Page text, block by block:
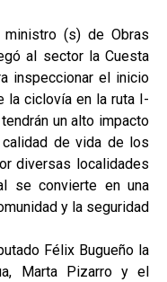
(s) de Obras
al sector la Cuesta
inspeccionar el inicio
la ciclovía en la ruta I-
un alto impacto
de vida de los
diversas localidades
se convierte en una
y la seguridad
Félix Bugueño la
Marta Pizarro y el